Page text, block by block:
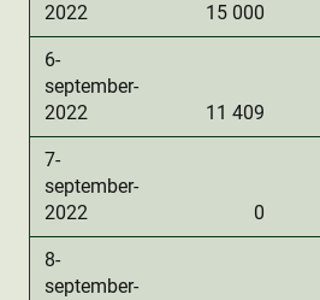
2022
15 000
6-
september-
2022
11 409
7-
september-
2022
0
8-
september-